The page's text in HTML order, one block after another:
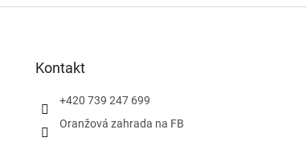
Kontakt
+420 739 247 699
Oranžová zahrada na FB